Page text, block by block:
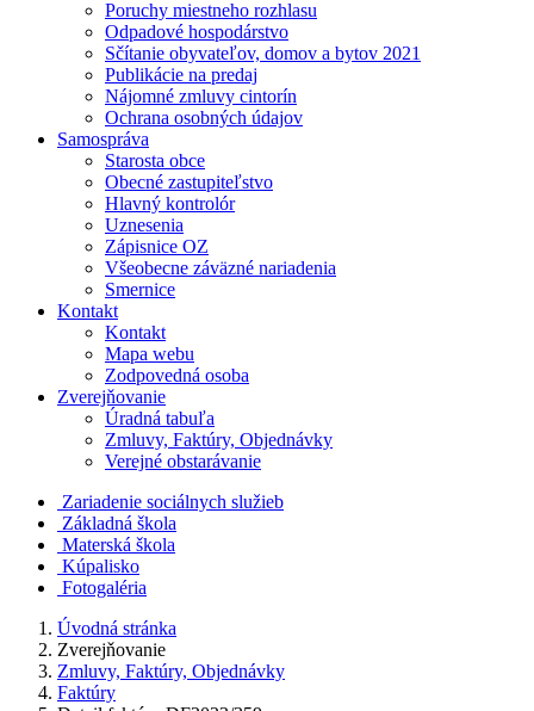
Poruchy miestneho rozhlasu
Odpadové hospodárstvo
Sčítanie obyvateľov, domov a bytov 2021
Publikácie na predaj
Nájomné zmluvy cintorín
Ochrana osobných údajov
Samospráva
Starosta obce
Obecné zastupiteľstvo
Hlavný kontrolór
Uznesenia
Zápisnice OZ
Všeobecne záväzné nariadenia
Smernice
Kontakt
Kontakt
Mapa webu
Zodpovedná osoba
Zverejňovanie
Úradná tabuľa
Zmluvy, Faktúry, Objednávky
Verejné obstarávanie
Zariadenie sociálnych služieb
Základná škola
Materská škola
Kúpalisko
Fotogaléria
Úvodná stránka
Zverejňovanie
Zmluvy, Faktúry, Objednávky
Faktúry